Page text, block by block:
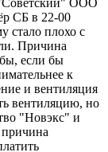
СБ в 22-00
стало плохо с
Причина
если бы
к
и вентиляция
вентиляцию, но
"Новэкс" и
причина